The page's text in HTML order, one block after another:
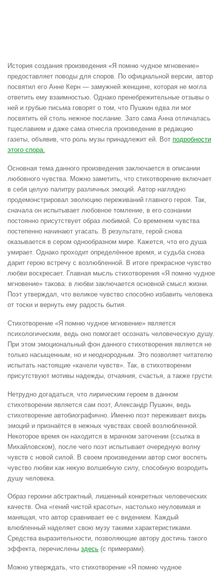
История создания произведения «Я помню чудное мгновение»
предоставляет поводы для споров. По официальной версии, автор
посвятил его Анне Керн — замужней женщине, которая не могла
ответить ему взаимностью. Однако пренебрежительные отзывы о
ней и грубые письма говорят о том, что Пушкин едва ли мог
посвятить ей столь нежное послание. Зато сама Анна отличалась
тщеславием и даже сама отнесла произведение в редакцию
газеты, объявив, что роль музы принадлежит ей. Вот подробности
этого спора.
Основная тема данного произведения заключается в описании
любовного чувства. Можно заметить, что стихотворение включает
в себя целую палитру различных эмоций. Автор наглядно
продемонстрировал эволюцию переживаний главного героя. Так,
сначала он испытывает любовное томление, в его сознании
постоянно присутствует образ любимой. Со временем чувства
постепенно начинают угасать. В результате, герой снова
оказывается в сером однообразном мире. Кажется, что его душа
умирает. Однако проходит определённое время, и судьба снова
дарит герою встречу с возлюбленной. В итоге прекрасное чувство
любви воскресает. Главная мысль стихотворения «Я помню чудное
мгновение» такова: в любви заключается основной смысл жизни.
Поэт утверждал, что великое чувство способно избавить человека
от тоски и вернуть ему радость бытия.
Стихотворение «Я помню чудное мгновение» является
психологическим, ведь оно помогает осознать человеческую душу.
При этом эмоциональный фон данного стихотворения является не
только насыщенным, но и неоднородным. Это позволяет читателю
испытать настоящие «качели чувств». Так, в стихотворении
присутствуют мотивы надежды, отчаяния, счастья, а также грусти.
Нетрудно догадаться, что лирическим героем в данном
стихотворении является сам поэт, Александр Пушкин, ведь
стихотворение автобиографично. Именно поэт переживает вихрь
эмоций и признаётся в нежных чувствах своей возлюбленной.
Некоторое время он находится в мрачном заточении (ссылка в
Михайловском), после чего поэт испытывает очередную волну
чувств с новой силой. В своем произведении автор смог воспеть
чувство любви как некую волшебную силу, способную возродить
душу человека.
Образ героини абстрактный, лишенный конкретных человеческих
качеств. Она «гений чистой красоты», настолько неуловимая и
манящая, что автор сравнивает ее с видением. Каждый
влюбленный наделяет свою музу такими характеристиками.
Средства выразительности, позволяющие автору достичь такого
эффекта, перечислены здесь (с примерами).
Можно утверждать, что стихотворение «Я помню чудное